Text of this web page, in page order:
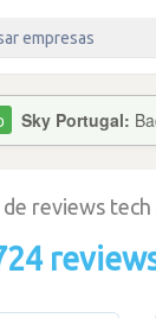
Sky Portugal:
de reviews